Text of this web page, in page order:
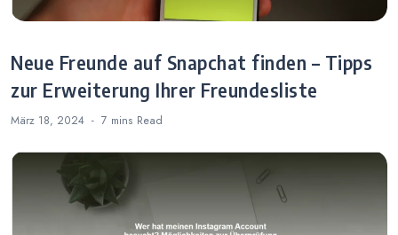
Neue Freunde auf Snapchat finden – Tipps
zur Erweiterung Ihrer Freundesliste
März 18, 2024 7 mins Read